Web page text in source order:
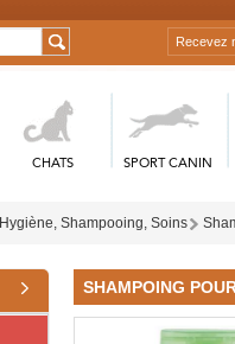
Recevez
CHATS SPORT CANIN
Hygiène, Shampooing, Soins
SHAMPOING